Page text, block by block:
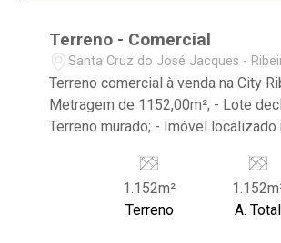
Terreno - Comercial
Santa Cruz do José Jacques -
Terreno comercial à venda na City
Metragem de 1152,00m²; - Lote
Terreno murado; - Imóvel localizado
Senador César Vergueiro. - Sinta-se
Ribeirão Imóveis, afinal Somos e
Ribeirão: - funcionários capacitados; -
1.152m²
Terreno
A. Total